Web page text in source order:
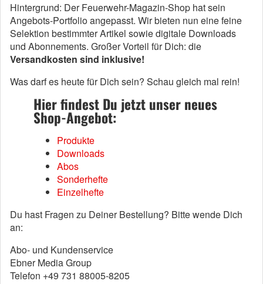
Hintergrund: Der Feuerwehr-Magazin-Shop hat sein
Angebots-Portfolio angepasst. Wir bieten nun eine feine
Selektion bestimmter Artikel sowie digitale Downloads
und Abonnements. Großer Vorteil für Dich: die
Versandkosten sind inklusive!
Was darf es heute für Dich sein? Schau gleich mal rein!
Hier findest Du jetzt unser neues
Shop-Angebot:
Produkte
Downloads
Abos
Sonderhefte
Einzelhefte
Du hast Fragen zu Deiner Bestellung? Bitte wende Dich
an:
Abo- und Kundenservice
Ebner Media Group
Telefon +49 731 88005-8205